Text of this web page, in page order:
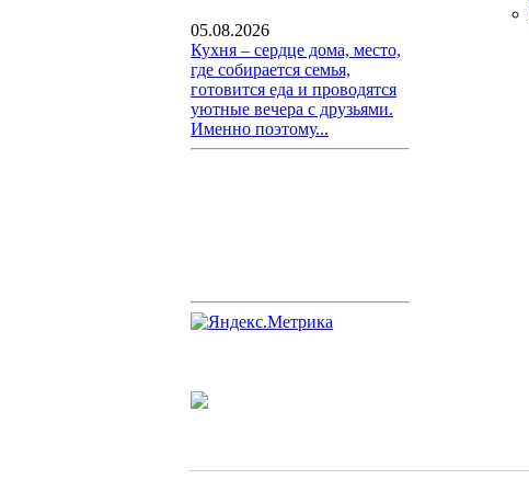
05.08.2026
Кухня – сердце дома, место,
где собирается семья,
готовится еда и проводятся
уютные вечера с друзьями.
Именно поэтому...